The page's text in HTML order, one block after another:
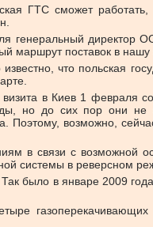
ГТС сможет
генеральный директор
маршрут поставок в
что польская
в Киев 1 февраля
но до сих пор они не
возможно,
в связи с возможной
системы в реверсном
было в январе 2009